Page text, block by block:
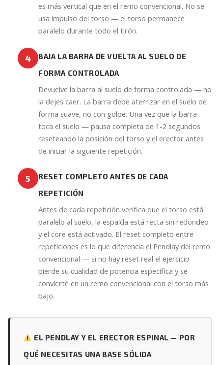
es más vertical que en el remo convencional. No se
usa impulso del torso — el torso permanece
paralelo durante todo el tirón.
4
BAJA LA BARRA DE VUELTA AL SUELO DE
FORMA CONTROLADA
Devuelve la barra al suelo de forma controlada — no
la dejes caer. La barra debe aterrizar en el suelo de
forma suave, no con golpe. Una vez que la barra
toca el suelo — pausa completa de 1-2 segundos
reseteando la posición del torso y el erector antes
de iniciar la siguiente repetición.
5
RESET COMPLETO ANTES DE CADA
REPETICIÓN
Antes de cada repetición verifica que el torso está
paralelo al suelo, la espalda está recta sin redondeo
y el core está activado. El reset completo entre
repeticiones es lo que diferencia el Pendlay del remo
convencional — si no hay reset real el ejercicio
pierde su cualidad de potencia específica y se
convierte en un remo convencional con el torso más
bajo.
EL PENDLAY Y EL ERECTOR ESPINAL — POR
QUÉ NECESITAS UNA BASE SÓLIDA